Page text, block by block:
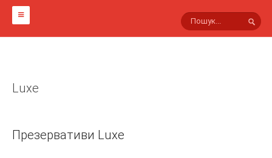
МАРКИ ПРЕЗЕРВАТИВІВ
Viva
Luxe
Презервативи Luxe